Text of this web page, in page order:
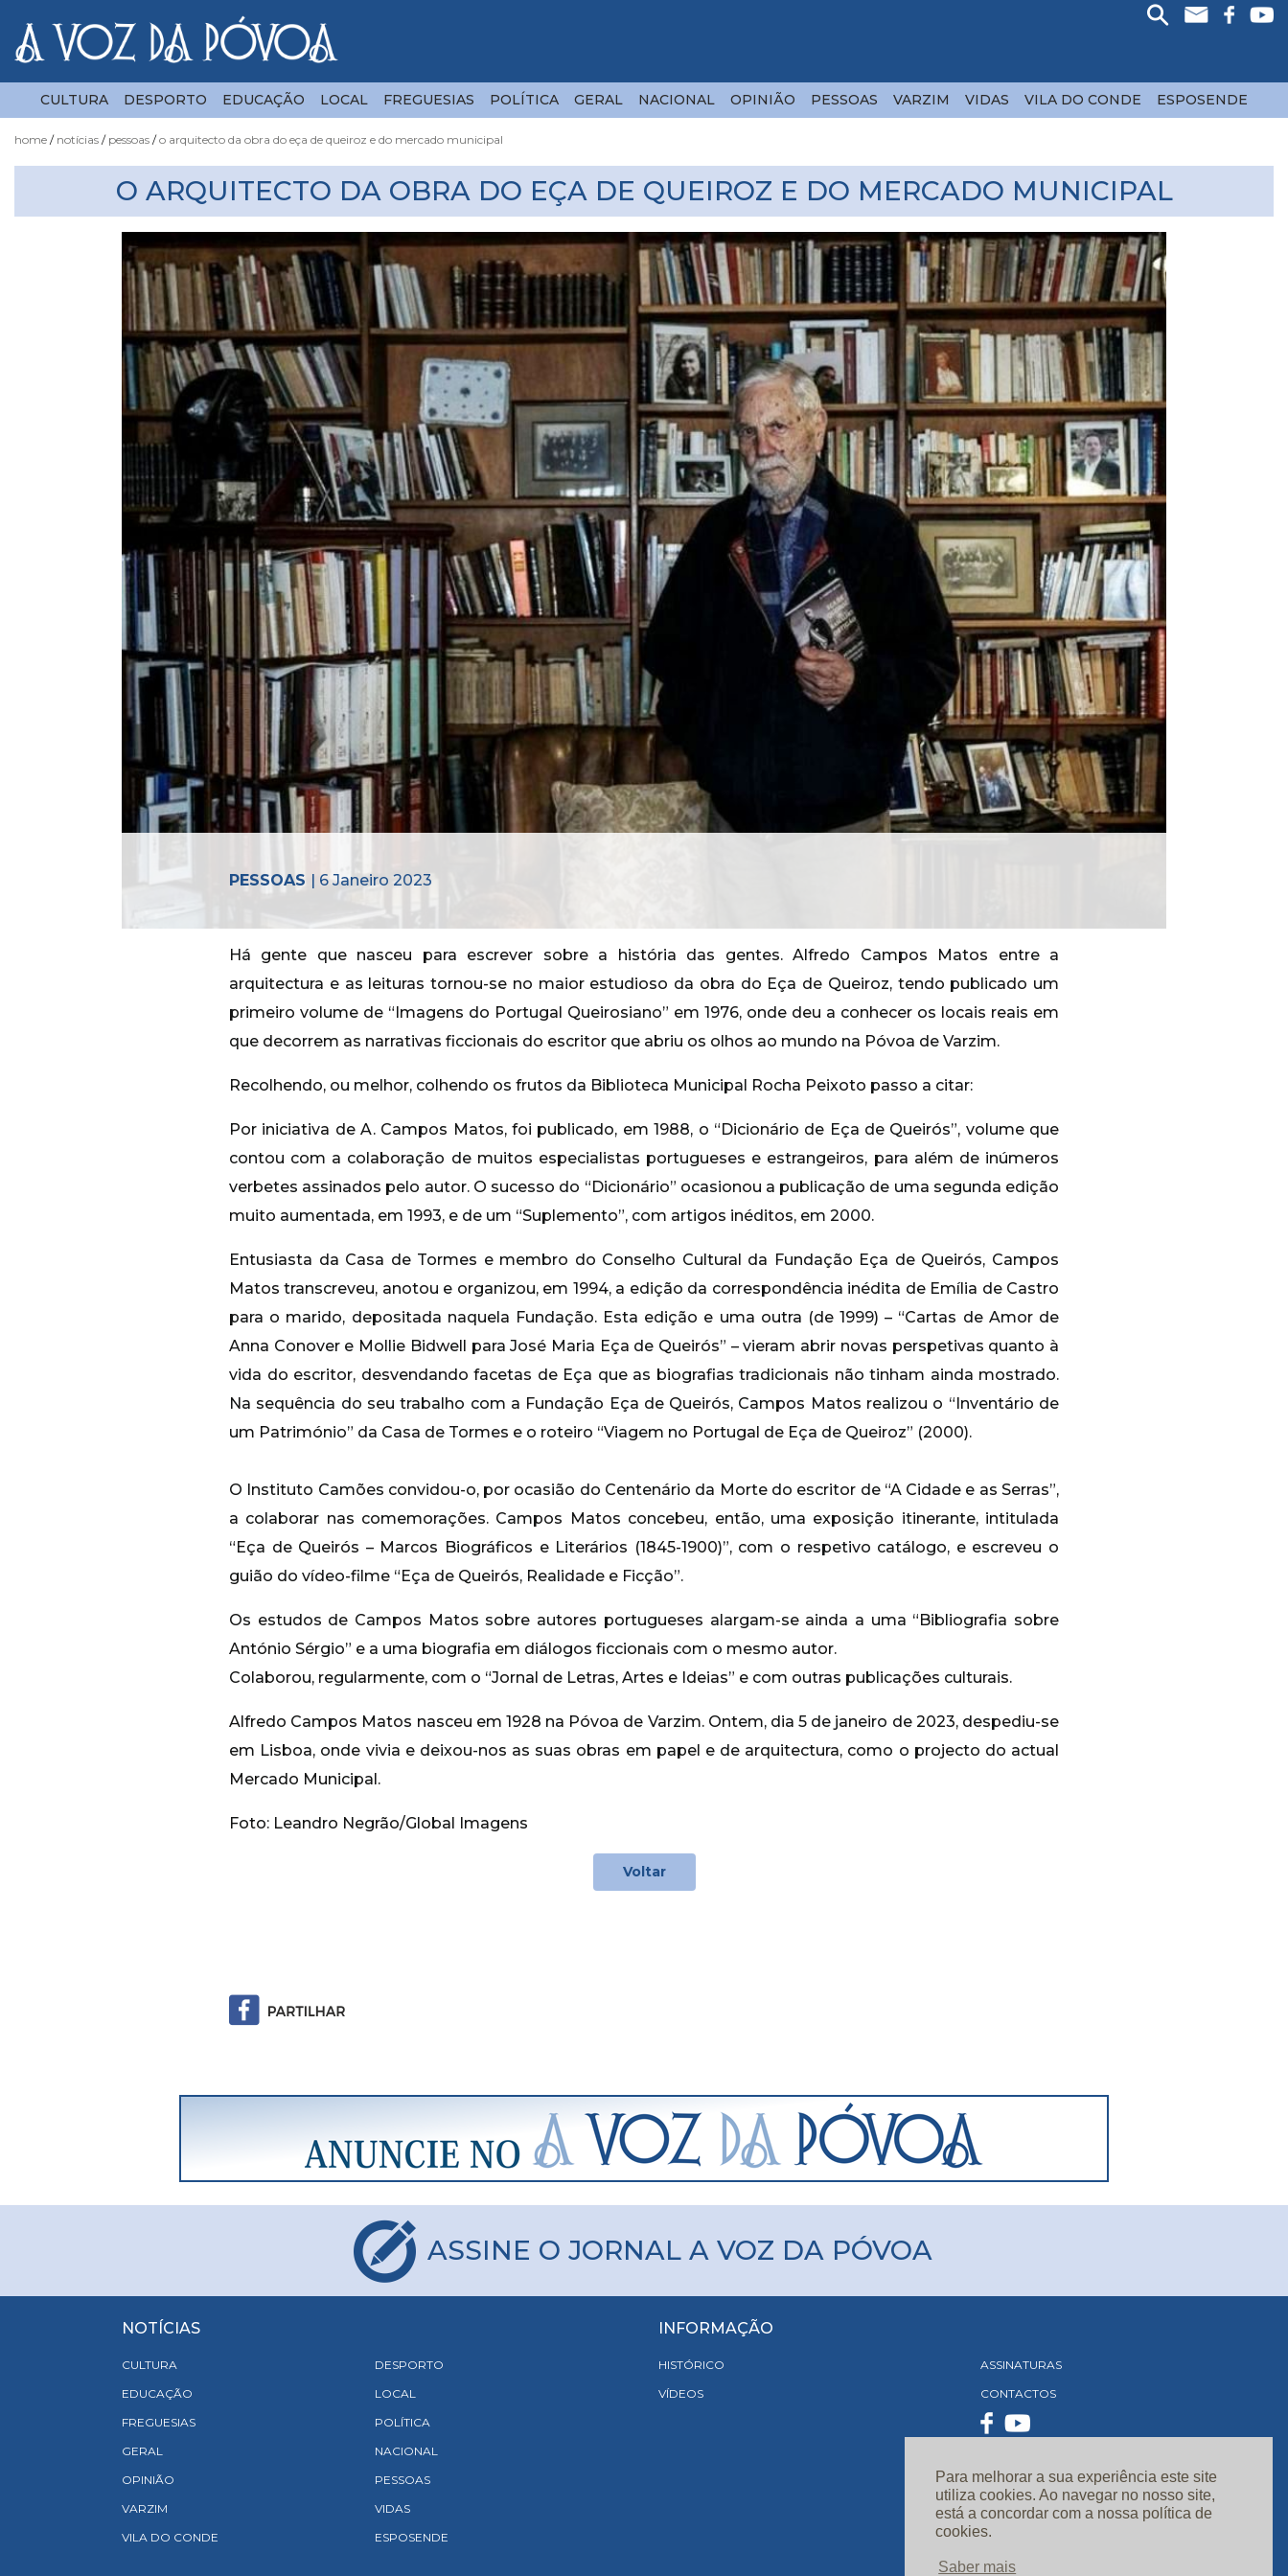
Para melhorar a sua experiência este site
utiliza cookies. Ao navegar no nosso site,
está a concordar com a nossa política de
cookies.
Saber mais
CULTURA DESPORTO EDUCAÇÃO LOCAL FREGUESIAS POLÍTICA GERAL NACIONAL OPINIÃO PESSOAS VARZIM VIDAS VILA DO CONDE ESPOSENDE
home notícias pessoas o arquitecto da obra do eça de queiroz e do mercado municipal
O ARQUITECTO DA OBRA DO EÇA DE QUEIROZ E DO MERCADO MUNICIPAL
PESSOAS | 6 Janeiro 2023
Há gente que nasceu para escrever sobre a história das gentes. Alfredo Campos Matos entre a
arquitectura e as leituras tornou-se no maior estudioso da obra do Eça de Queiroz, tendo publicado um
primeiro volume de “Imagens do Portugal Queirosiano” em 1976, onde deu a conhecer os locais reais em
que decorrem as narrativas ficcionais do escritor que abriu os olhos ao mundo na Póvoa de Varzim.
Recolhendo, ou melhor, colhendo os frutos da Biblioteca Municipal Rocha Peixoto passo a citar:
Por iniciativa de A. Campos Matos, foi publicado, em 1988, o “Dicionário de Eça de Queirós”, volume que
contou com a colaboração de muitos especialistas portugueses e estrangeiros, para além de inúmeros
verbetes assinados pelo autor. O sucesso do “Dicionário” ocasionou a publicação de uma segunda edição
muito aumentada, em 1993, e de um “Suplemento”, com artigos inéditos, em 2000.
Entusiasta da Casa de Tormes e membro do Conselho Cultural da Fundação Eça de Queirós, Campos
Matos transcreveu, anotou e organizou, em 1994, a edição da correspondência inédita de Emília de Castro
para o marido, depositada naquela Fundação. Esta edição e uma outra (de 1999) – “Cartas de Amor de
Anna Conover e Mollie Bidwell para José Maria Eça de Queirós” – vieram abrir novas perspetivas quanto à
vida do escritor, desvendando facetas de Eça que as biografias tradicionais não tinham ainda mostrado.
Na sequência do seu trabalho com a Fundação Eça de Queirós, Campos Matos realizou o “Inventário de
um Património” da Casa de Tormes e o roteiro “Viagem no Portugal de Eça de Queiroz” (2000).
O Instituto Camões convidou-o, por ocasião do Centenário da Morte do escritor de “A Cidade e as Serras”,
a colaborar nas comemorações. Campos Matos concebeu, então, uma exposição itinerante, intitulada
“Eça de Queirós – Marcos Biográficos e Literários (1845-1900)”, com o respetivo catálogo, e escreveu o
guião do vídeo-filme “Eça de Queirós, Realidade e Ficção”.
Os estudos de Campos Matos sobre autores portugueses alargam-se ainda a uma “Bibliografia sobre
António Sérgio” e a uma biografia em diálogos ficcionais com o mesmo autor.
Colaborou, regularmente, com o “Jornal de Letras, Artes e Ideias” e com outras publicações culturais.
Alfredo Campos Matos nasceu em 1928 na Póvoa de Varzim. Ontem, dia 5 de janeiro de 2023, despediu-se
em Lisboa, onde vivia e deixou-nos as suas obras em papel e de arquitectura, como o projecto do actual
Mercado Municipal.
Foto: Leandro Negrão/Global Imagens
Voltar
ASSINE O JORNAL A VOZ DA PÓVOA
NOTÍCIAS
CULTURA
DESPORTO
EDUCAÇÃO
LOCAL
FREGUESIAS
POLÍTICA
GERAL
NACIONAL
OPINIÃO
PESSOAS
VARZIM
VIDAS
VILA DO CONDE
ESPOSENDE
INFORMAÇÃO
HISTÓRICO
VÍDEOS
ASSINATURAS
CONTACTOS